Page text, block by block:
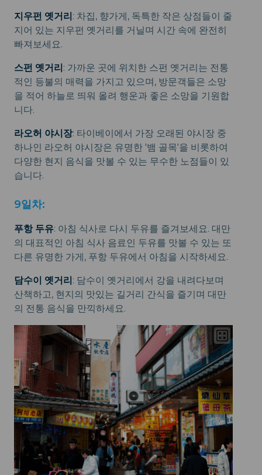
지우펀 옛거리 : 차집, 향가게, 독특한 작은 상점들이 줄
지어 있는 지우펀 옛거리를 거닐며 시간 속에 완전히
빠져보세요.
스펀 옛거리 : 가까운 곳에 위치한 스펀 옛거리는 전통
적인 등불의 매력을 가지고 있으며, 방문객들은 소망
을 적어 하늘로 띄워 올려 행운과 좋은 소망을 기원합
니다.
라오허 야시장: 타이베이에서 가장 오래된 야시장 중
하나인 라오허 야시장은 유명한 '뱀 골목'을 비롯하여
다양한 현지 음식을 맛볼 수 있는 무수한 노점들이 있
습니다.
9일차:
푸항 두유: 아침 식사로 다시 두유를 즐겨보세요. 대만
의 대표적인 아침 식사 음료인 두유를 맛볼 수 있는 또
다른 유명한 가게, 푸항 두유에서 아침을 시작하세요.
담수이 옛거리 : 담수이 옛거리에서 강을 내려다보며
산책하고, 현지의 맛있는 길거리 간식을 즐기며 대만
의 전통 음식을 만끽하세요.